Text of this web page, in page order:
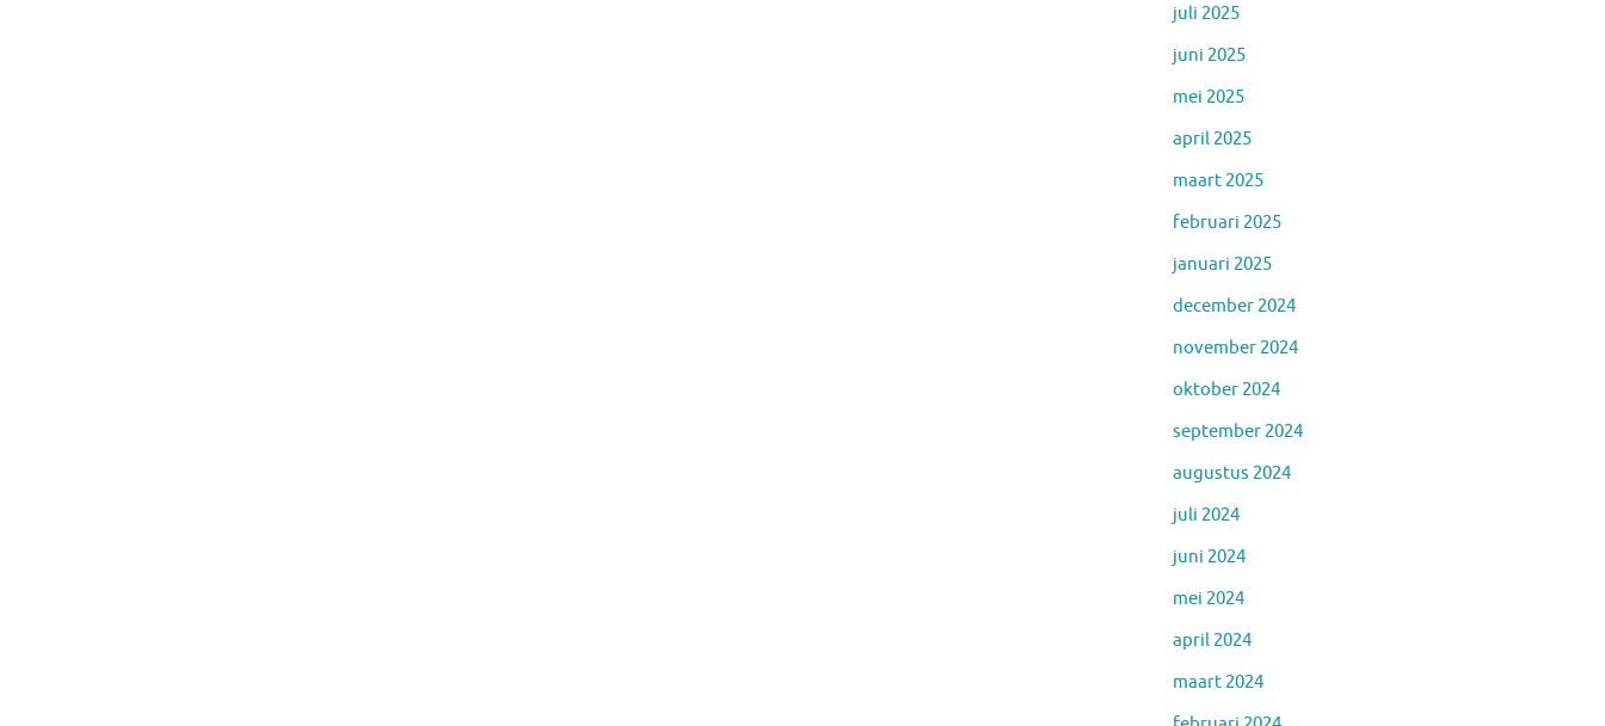
juli 2025
juni 2025
mei 2025
april 2025
maart 2025
februari 2025
januari 2025
december 2024
november 2024
oktober 2024
september 2024
augustus 2024
juli 2024
juni 2024
mei 2024
april 2024
maart 2024